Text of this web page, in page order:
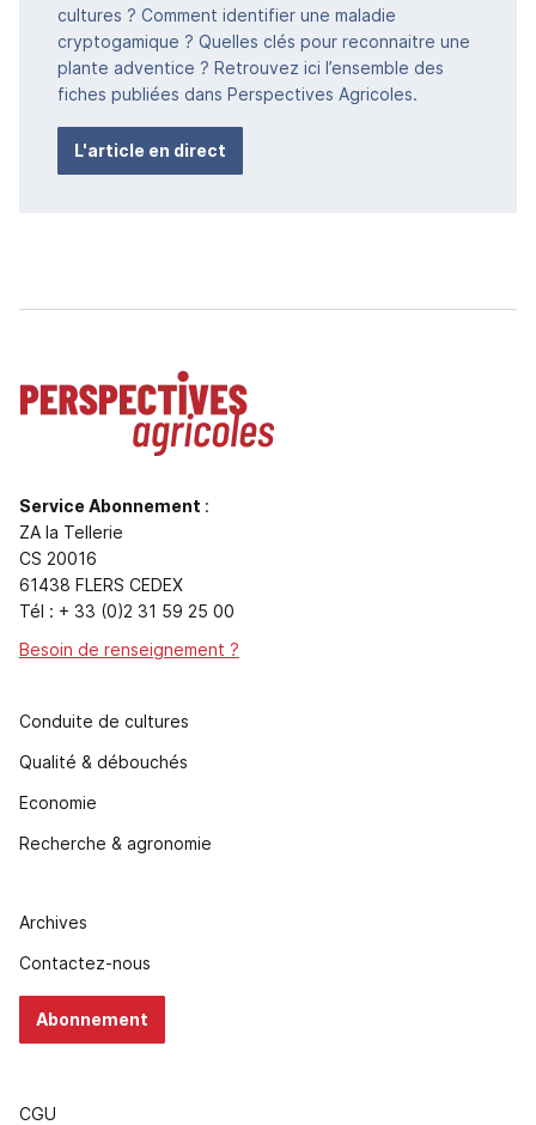
cultures ? Comment identifier une maladie
cryptogamique ? Quelles clés pour reconnaitre une
plante adventice ? Retrouvez ici l’ensemble des
fiches publiées dans Perspectives Agricoles.
L'article en direct
Service Abonnement :
ZA la Tellerie
CS 20016
61438 FLERS CEDEX
Tél : + 33 (0)2 31 59 25 00
Besoin de renseignement ?
Conduite de cultures
Qualité & débouchés
Economie
Recherche & agronomie
Archives
Contactez-nous
Abonnement
CGU